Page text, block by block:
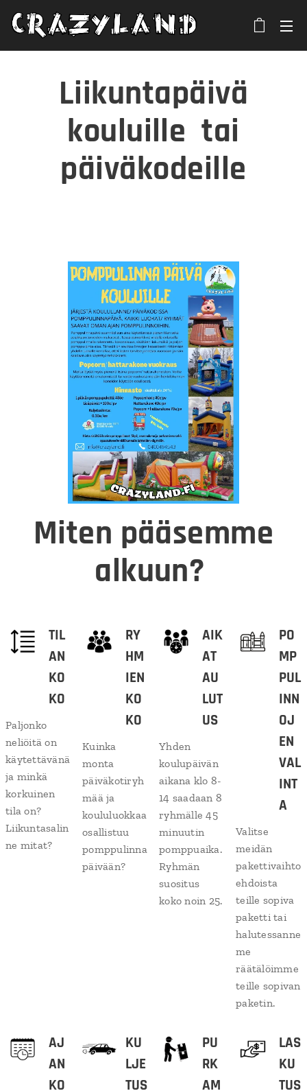
Liikuntapäivä
kouluille tai
päiväkodeille
Miten pääsemme
alkuun?
TIL
AN
KO
KO
Paljonko
neliöitä on
käytettävänä
ja minkä
korkuinen
tila on?
Liikuntasalin
ne mitat?
RY
HM
IEN
KO
KO
Kuinka
monta
päiväkotiryh
mää ja
koululuokkaa
osallistuu
pomppulinna
päivään?
AIK
AT
AU
LUT
US
Yhden
koulupäivän
aikana klo 8-
14 saadaan 8
ryhmälle 45
minuutin
pomppuaika.
Ryhmän
suositus
koko noin 25.
PO
MP
PUL
INN
OJ
EN
VAL
INT
A
Valitse
meidän
pakettivaihto
ehdoista
teille sopiva
paketti tai
halutessanne
me
räätälöimme
teille sopivan
paketin.
AJ
AN
KO
KU
LJE
TUS
PU
RK
AM
LAS
KU
TUS